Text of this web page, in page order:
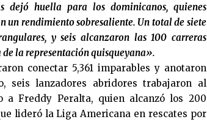
dejó huella para los dominicanos, quienes
un rendimiento sobresaliente. Un total de siete
y seis alcanzaron las 100 carreras
la representación quisqueyana».
conectar 5,361 imparables y anotaron
seis lanzadores abridores trabajaron al
a Freddy Peralta, quien alcanzó los 200
lideró la Liga Americana en rescates por